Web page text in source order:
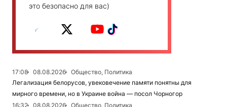
это безопасно для вас)
17:08 08.08.2026
Общество, Политика
Легализация белорусов, увековечение памяти понятны для
мирного времени, но в Украине война — посол Чорногор
16:32
08.08.2026
Общество, Политика